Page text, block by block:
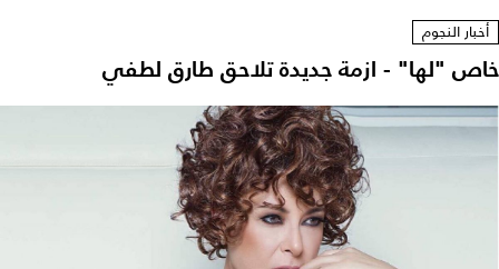
أخبار النجوم
خاص "لها" - ازمة جديدة تلاحق طارق لطفي